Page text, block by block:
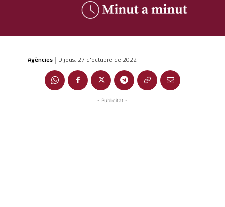
Agències | Dijous, 27 d'octubre de 2022
- Publicitat -